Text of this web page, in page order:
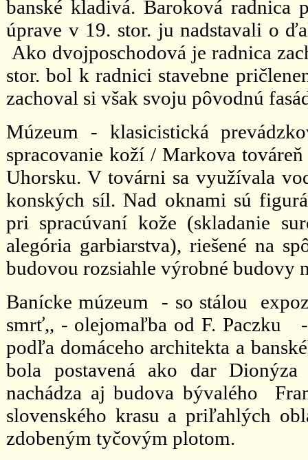
banské kladivá. Baroková
úprave v 19. stor. ju nadstavali o
Ako dvojposchodová je radnica
stor. bol k radnici stavebne
zachoval si však svoju pôvodnú
Múzeum - klasicistická
spracovanie koží / Markova
Uhorsku. V továrni sa využívala
konských síl. Nad oknami sú
pri spracúvaní kože (skladanie
alegória garbiarstva), riešené na
budovou rozsiahle výrobné budovy
Banícke múzeum - so stálou
smrť,, - olejomaľba od F. Paczku
podľa domáceho architekta a
bola postavená ako dar
nachádza aj budova bývalého
slovenského krasu a priľahlých
zdobeným tyčovým plotom.